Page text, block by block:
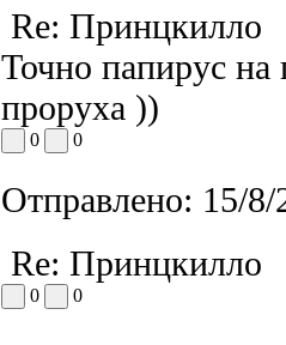
Re: Принцкилло
Точно папирус на
проруха ))
0 0
Отправлено: 15/
Re: Принцкилло
0 0